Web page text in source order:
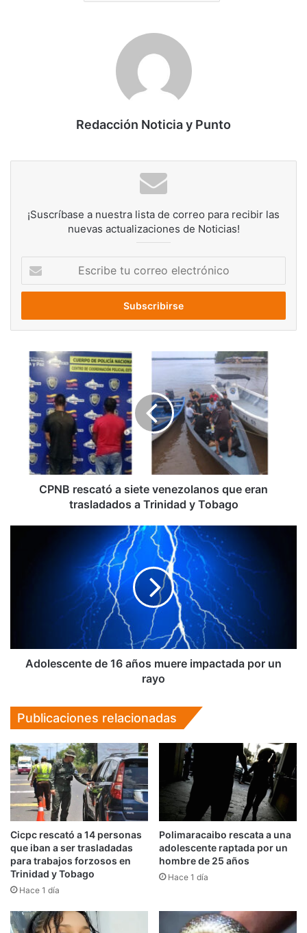
Redacción Noticia y Punto
¡Suscríbase a nuestra lista de correo para recibir las
nuevas actualizaciones de Noticias!
correo
CPNB
rescató
siete
venezolanos
trasladados
TrinidadCPNB rescató a siete venezolanos que eran
trasladados a Trinidad y Tobago
rayo
Adolescente de 16 años muere impactada por un
rayo
Publicaciones relacionadas
Cicpc rescató a 14 personas
que iban a ser trasladadas
para trabajos forzosos en
Trinidad y Tobago
Hace 1 día
Polimaracaibo rescata a una
adolescente raptada por un
hombre de 25 años
Hace 1 día